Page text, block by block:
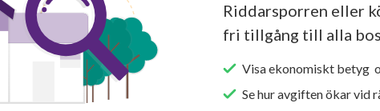
Riddarsporren eller
fri tillgång till alla
Visa ekonomiskt betyg
Se hur avgiften ökar vid